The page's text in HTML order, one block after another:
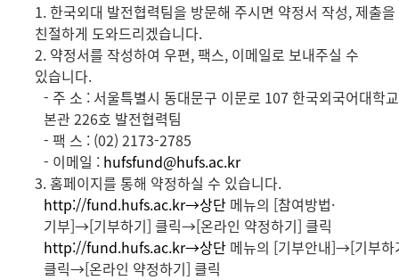
1. 한국외대 발전협력팀을 방문해 주시면 약정서 작성, 제출을
친절하게 도와드리겠습니다.
2. 약정서를 작성하여 우편, 팩스, 이메일로 보내주실 수
있습니다.
- 주 소 : 서울특별시 동대문구 이문로 107 한국외국어대학교
본관 226호 발전협력팀
- 팩 스 : (02) 2173-2785
- 이메일 : hufsfund@hufs.ac.kr
3. 홈페이지를 통해 약정하실 수 있습니다.
http://fund.hufs.ac.kr→상단 메뉴의 [참여방법·
기부]→[기부하기] 클릭→[온라인 약정하기] 클릭
http://fund.hufs.ac.kr→상단 메뉴의 [기부안내]→[기부하
클릭→[온라인 약정하기] 클릭